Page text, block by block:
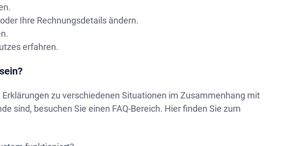
Ihre Rechnungsdetails ändern.
erfahren.
zu verschiedenen Situationen im Zusammenhang mit
sind, besuchen Sie einen FAQ-Bereich. Hier finden Sie zum